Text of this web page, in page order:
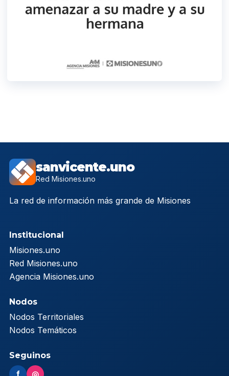
sanvicente.uno
Red Misiones.uno
La red de información más grande de Misiones
Institucional
Misiones.uno
Red Misiones.uno
Agencia Misiones.uno
Nodos
Nodos Territoriales
Nodos Temáticos
Seguinos
f ◎